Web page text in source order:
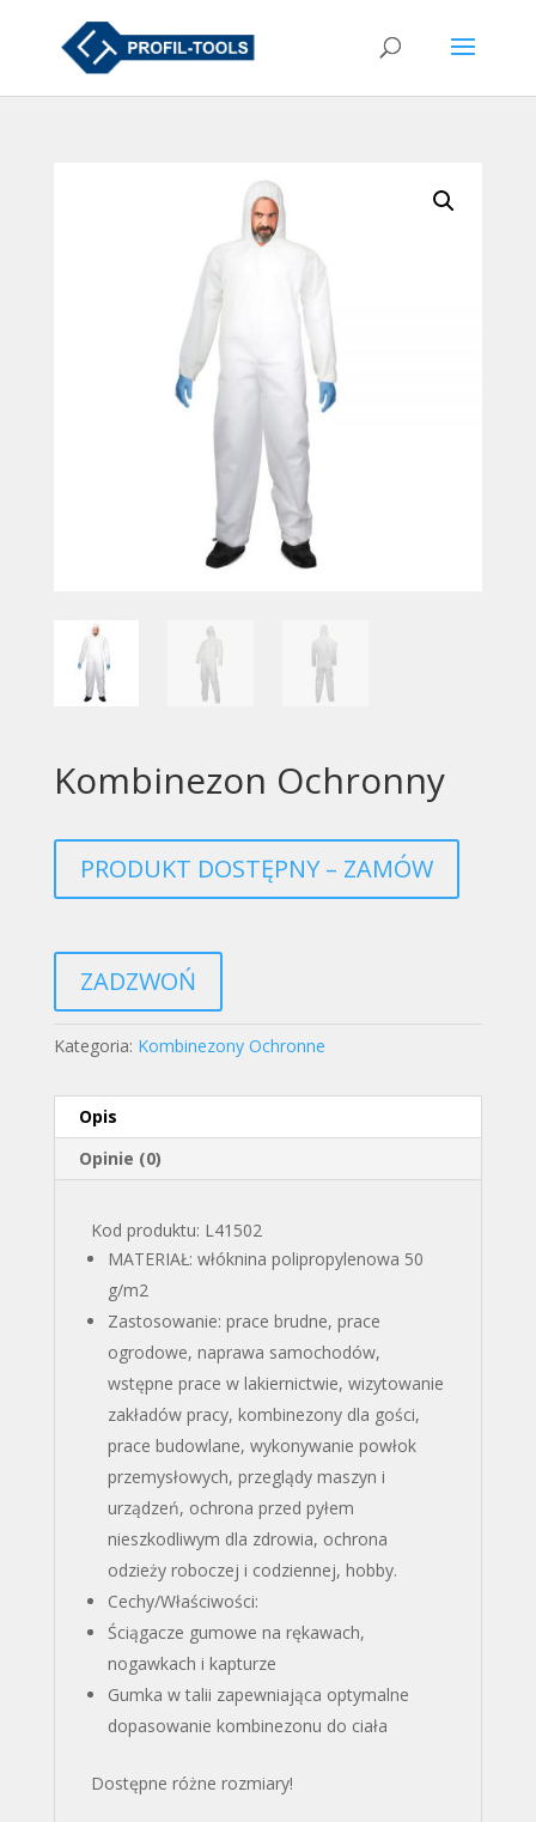
Kombinezon Ochronny
PRODUKT DOSTĘPNY – ZAMÓW
ZADZWOŃ
Kategoria: Kombinezony Ochronne
Opis
Opinie (0)
Kod produktu: L41502
MATERIAŁ: włóknina polipropylenowa 50
g/m2
Zastosowanie: prace brudne, prace
ogrodowe, naprawa samochodów,
wstępne prace w lakiernictwie, wizytowanie
zakładów pracy, kombinezony dla gości,
prace budowlane, wykonywanie powłok
przemysłowych, przeglądy maszyn i
urządzeń, ochrona przed pyłem
nieszkodliwym dla zdrowia, ochrona
odzieży roboczej i codziennej, hobby.
Cechy/Właściwości:
Ściągacze gumowe na rękawach,
nogawkach i kapturze
Gumka w talii zapewniająca optymalne
dopasowanie kombinezonu do ciała
Dostępne różne rozmiary!